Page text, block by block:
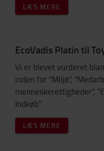
LÆS MERE
EcoVadis Platin til
Vi er blevet vurderet
inden for ”Miljø”,
menneskerettigheder”,
Indkøb”.
LÆS MERE